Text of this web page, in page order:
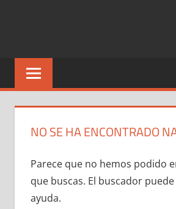
NO SE HA ENCONTRADO
Parece que no hemos podido
que buscas. El buscador
ayuda.